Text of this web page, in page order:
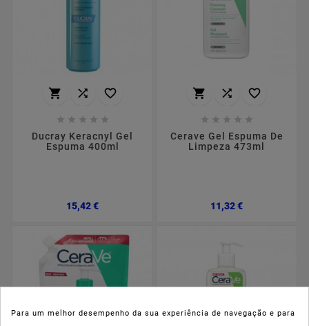
  
    
Ducray Keracnyl Gel
Espuma 400ml
15,42 €Preço
  
    
Cerave Gel Espuma De
Limpeza 473ml
11,32 €Preço
Para um melhor desempenho da sua experiência de navegação e para